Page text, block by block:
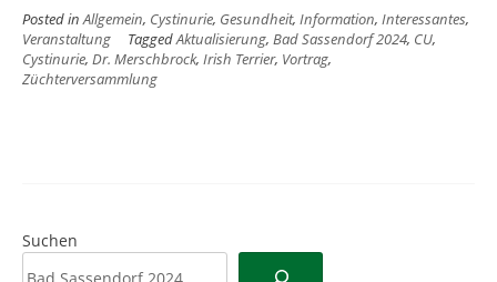
Posted inAllgemein, Cystinurie, Gesundheit, Information, Interessantes,
Veranstaltung
TaggedAktualisierung, Bad Sassendorf 2024, CU,
Cystinurie, Dr. Merschbrock, Irish Terrier, Vortrag,
Züchterversammlung
Suchen